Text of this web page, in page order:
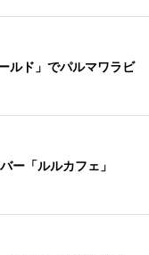
ルド」でパルマワラビ
ー「ルルカフェ」